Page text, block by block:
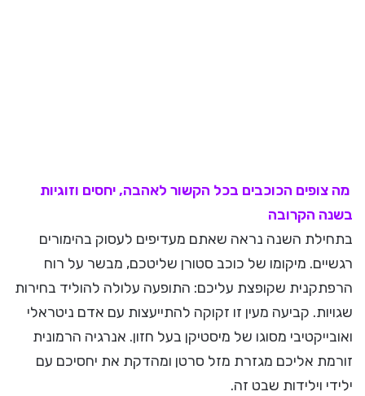
מה צופים הכוכבים בכל הקשור לאהבה, יחסים וזוגיות
בשנה הקרובה
בתחילת השנה נראה שאתם מעדיפים לעסוק בהימורים
רגשיים. מיקומו של כוכב סטורן שליטכם, מבשר על רוח
הרפתקנית שקופצת עליכם: התופעה עלולה להוליד בחירות
שגויות. קביעה מעין זו זקוקה להתייעצות עם אדם ניטראלי
ואובייקטיבי מסוגו של מיסטיקן בעל חזון. אנרגיה הרמונית
זורמת אליכם מגזרת מזל סרטן ומהדקת את יחסיכם עם
ילידי וילידות שבט זה.